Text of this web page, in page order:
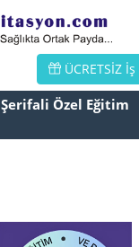
ÜCRETSİZ İş
Şerifali Özel Eğitim